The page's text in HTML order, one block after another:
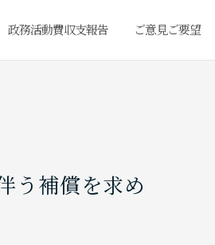
政務活動費収支報告 ご意見ご要望
う補償を求め